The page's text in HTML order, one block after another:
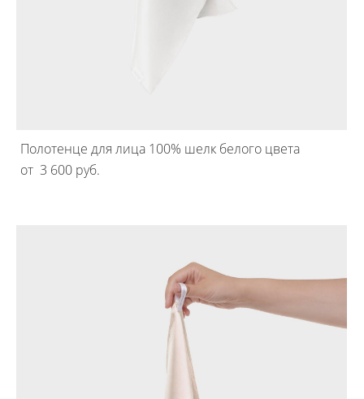
Полотенце для лица 100% шелк белого цвета
от 3 600 pуб.